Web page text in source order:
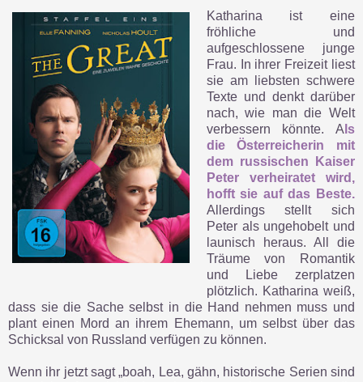
Katharina ist eine
fröhliche und
aufgeschlossene junge
Frau. In ihrer Freizeit liest
sie am liebsten schwere
Texte und denkt darüber
nach, wie man die Welt
verbessern könnte. A ls
die Österreicherin mit
dem russischen Kaiser
Peter verheiratet wird,
hofft sie auf das Beste.
Allerdings stellt sich
Peter als ungehobelt und
launisch heraus. All die
Träume von Romantik
und Liebe zerplatzen
plötzlich. Katharina weiß,
dass sie die Sache selbst in die Hand nehmen muss und
plant einen Mord an ihrem Ehemann, um selbst über das
Schicksal von Russland verfügen zu können.
Wenn ihr jetzt sagt „boah, Lea, gähn, historische Serien sind